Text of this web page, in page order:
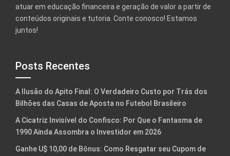
atuar em educação financeira e geração de valor a partir de
conteúdos originais e tutoria. Conte conosco! Estamos
juntos!
Posts Recentes
A Ilusão do Apito Final: O Verdadeiro Custo por Trás dos
Bilhões das Casas de Aposta no Futebol Brasileiro
A Cicatriz Invisível do Confisco: Por Que o Fantasma de
1990 Ainda Assombra o Investidor em 2026
Ganhe U$ 10,00 de Bônus: Como Resgatar seu Cupom de